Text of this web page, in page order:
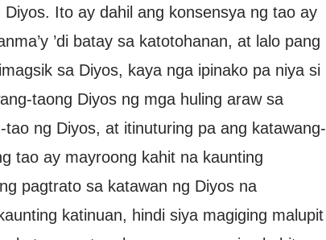
Ito ay dahil ang konsensya ng tao ay
’di batay sa katotohanan, at lalo pang
sa Diyos, kaya nga ipinako pa niya si
taong Diyos ng mga huling araw sa
ng Diyos, at itinuturing pa ang katawang-
tao ay mayroong kahit na kaunting
pagtrato sa katawan ng Diyos na
katinuan, hindi siya magiging malupit